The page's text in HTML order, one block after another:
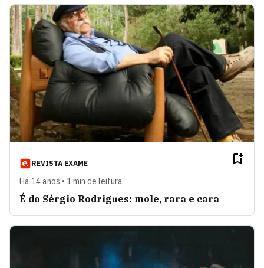
REVISTA EXAME
Há 14 anos • 1 min de leitura
É do Sérgio Rodrigues: mole, rara e cara